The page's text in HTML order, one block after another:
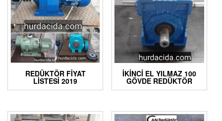
REDÜKTÖR FIYAT
LISTESI 2019
İKINCI EL YILMAZ 100
GÖVDE REDÜKTÖR